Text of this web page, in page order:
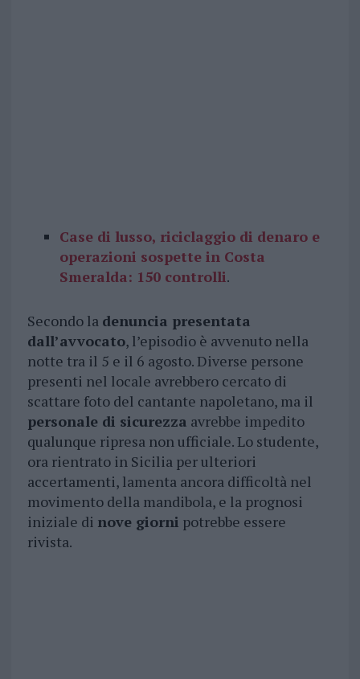
Case di lusso, riciclaggio di denaro e
operazioni sospette in Costa
Smeralda: 150 controlli.
Secondo la denuncia presentata
dall’avvocato, l’episodio è avvenuto nella
notte tra il 5 e il 6 agosto. Diverse persone
presenti nel locale avrebbero cercato di
scattare foto del cantante napoletano, ma il
personale di sicurezza avrebbe impedito
qualunque ripresa non ufficiale. Lo studente,
ora rientrato in Sicilia per ulteriori
accertamenti, lamenta ancora difficoltà nel
movimento della mandibola, e la prognosi
iniziale di nove giorni potrebbe essere
rivista.